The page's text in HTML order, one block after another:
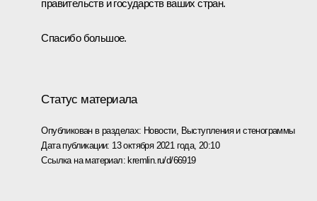
правительств и государств ваших стран.
Спасибо большое.
Статус материала
Опубликован в разделах: Новости, Выступления и стенограммы
Дата публикации: 13 октября 2021 года, 20:10
Ссылка на материал: kremlin.ru/d/66919